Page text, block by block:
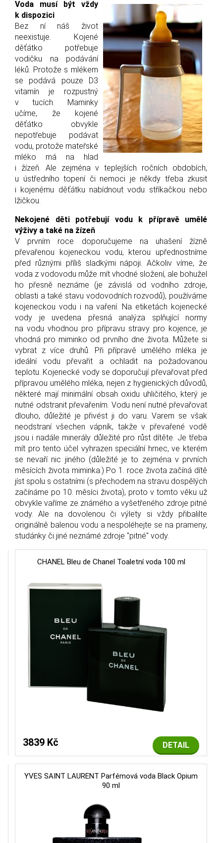
Voda musí být vždy
k dispozici
Bez ní náš život
neexistuje. Kojené
děťátko potřebuje
vodičku na podávání
léků. Protože s mlékem
se podává pouze D3
vitamín je rozpustný
v tucích. Maminky
učíme, že kojené
děťátko obvykle
nepotřebuje podávat
vodu, protože mateřské
mléko má na hlad
i žízeň. Ale zejména v teplejších ročních obdobích,
u ústředního topení či nemoci je někdy třeba zkusit
i kojenému děťátku nabídnout vodu stříkačkou nebo
lžičkou.
Nekojené děti potřebují vodu k přípravě umělé
výživy a také na žízeň
V prvním roce doporučujeme na uhašení žízně
převařenou kojeneckou vodu, kterou upřednostníme
před různými příliš sladkými nápoji. Ačkoliv víme, že
voda z vodovodu může mít vhodné složení, ale bohužel
ho přesně neznáme (je závislá od vodního zdroje,
oblasti a také stavu vodovodních rozvodů), používáme
kojeneckou vodu i na vaření. Na etiketách kojenecké
vody je uvedena přesná analýza splňující normy
na vodu vhodnou pro přípravu stravy pro kojence, je
vhodná pro miminko od prvního dne života. Můžete si
vybrat z více druhů. Při přípravě umělého mléka je
ideální vodu převařit a ochladit na požadovanou
teplotu. Kojenecké vody se doporučují převařovat před
přípravou umělého mléka, nejen z hygienických důvodů,
některé mají minimální obsah oxidu uhličitého, který je
nutné odstranit převařením. Vodu není nutné převařovat
dlouho, důležité je přivést ji do varu. Varem se však
neodstraní všechen vápník, takže v převařené vodě
jsou i nadále minerály důležité pro růst dítěte. Je třeba
mít pro tento účel vyhrazen speciální hrnec, ve kterém
se nevaří nic jiného (důležité je to zejména v prvních
měsících života miminka.) Po 1. roce života začíná dítě
jíst spolu s ostatními (s přechodem na stravu dospělých
začínáme po 10. měsíci života), proto v tomto věku už
obvykle vaříme ze známého a vyšetřeného zdroje pitné
vody. Ale na dovolenou či výlety si vždy přibalilte
originálně balenou vodu a nespoléhejte se na prameny,
studánky či jiné neznámé zdroje "pitné" vody.
CHANEL Bleu de Chanel Toaletní voda 100 ml
DETAIL
3839 Kč
YVES SAINT LAURENT Parfémová voda Black Opium
90 ml